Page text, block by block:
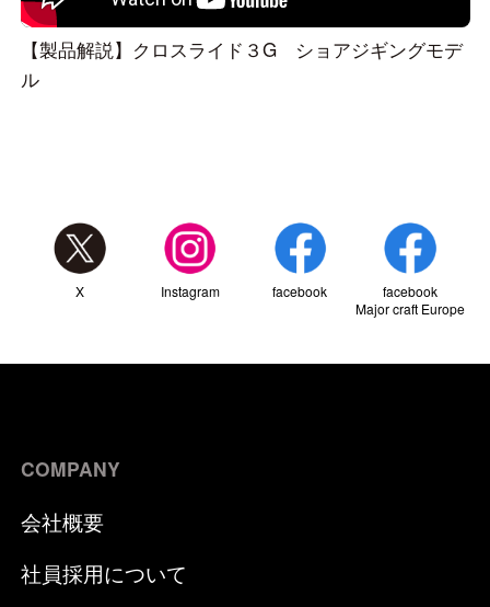
【製品解説】クロスライド３G ショアジギングモデ
ル
X Instagram facebook
facebook
Major craft Europe
COMPANY
会社概要
社員採用について